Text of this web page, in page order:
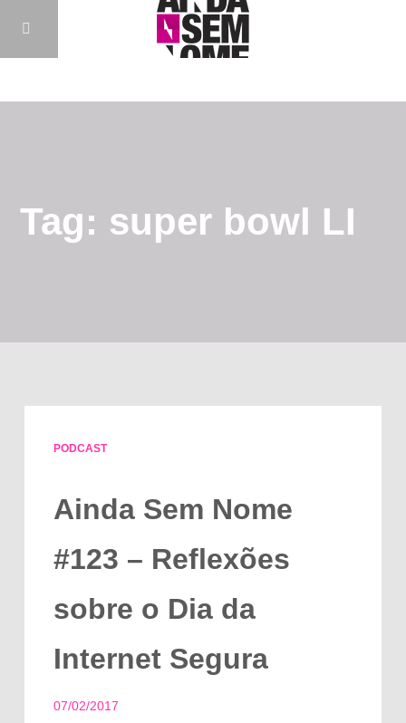
Tag: super bowl LI
PODCAST
Ainda Sem Nome
#123 – Reflexões
sobre o Dia da
Internet Segura
07/02/2017